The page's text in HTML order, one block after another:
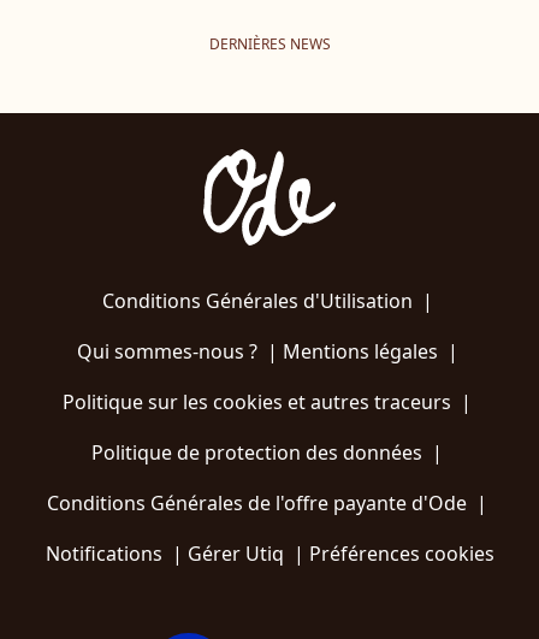
DERNIÈRES NEWS
Conditions Générales d'Utilisation |
Qui sommes-nous ?| Mentions légales |
Politique sur les cookies et autres traceurs |
Politique de protection des données |
Conditions Générales de l'offre payante d'Ode |
Notifications | Gérer Utiq | Préférences cookies